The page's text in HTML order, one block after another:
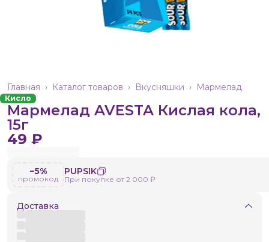
Мармелад
Вкусняшки ›
Каталог товаров ›
Главная ›
Кисло
Мармелад AVESTA Кислая кола,
15г
49 ₽
−5%
промокод
PUPSIK
При покупке от 2 000 ₽
Доставка